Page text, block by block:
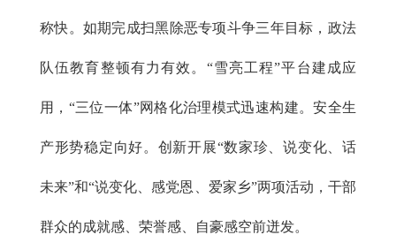
称快。如期完成扫黑除恶专项斗争三年目标，政法
队伍教育整顿有力有效。“雪亮工程”平台建成应
用，“三位一体”网格化治理模式迅速构建。安全生
产形势稳定向好。创新开展“数家珍、说变化、话
未来”和“说变化、感党恩、爱家乡”两项活动，干部
群众的成就感、荣誉感、自豪感空前迸发。